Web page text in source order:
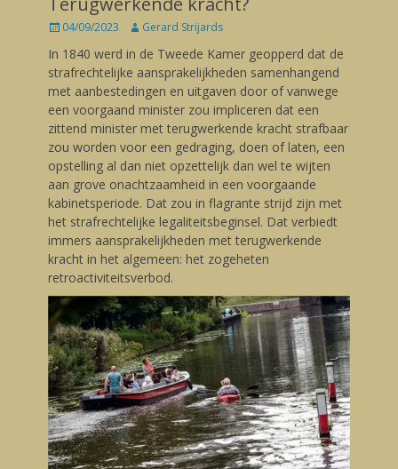
Posted
04/09/2023 Author
Gerard Strijards
In 1840 werd in de Tweede Kamer geopperd dat de
strafrechtelijke aansprakelijkheden samenhangend
met aanbestedingen en uitgaven door of vanwege
een voorgaand minister zou impliceren dat een
zittend minister met terugwerkende kracht strafbaar
zou worden voor een gedraging, doen of laten, een
opstelling al dan niet opzettelijk dan wel te wijten
aan grove onachtzaamheid in een voorgaande
kabinetsperiode. Dat zou in flagrante strijd zijn met
het strafrechtelijke legaliteitsbeginsel. Dat verbiedt
immers aansprakelijkheden met terugwerkende
kracht in het algemeen: het zogeheten
retroactiviteitsverbod.